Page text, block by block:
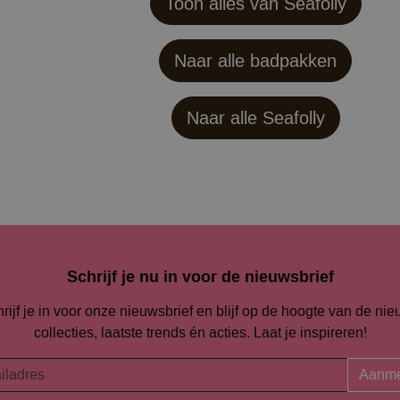
Naar alle badpakken
Naar alle Seafolly
Schrijf je nu in voor de nieuwsbrief
je in voor onze nieuwsbrief en blijf op de hoogte van de
collecties, laatste trends én acties. Laat je inspireren!